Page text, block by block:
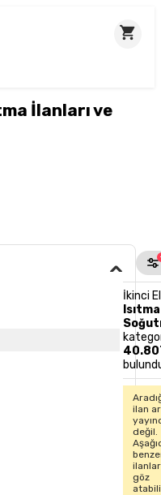
İlanları ve
İkinci El
ilan
değil.
göz